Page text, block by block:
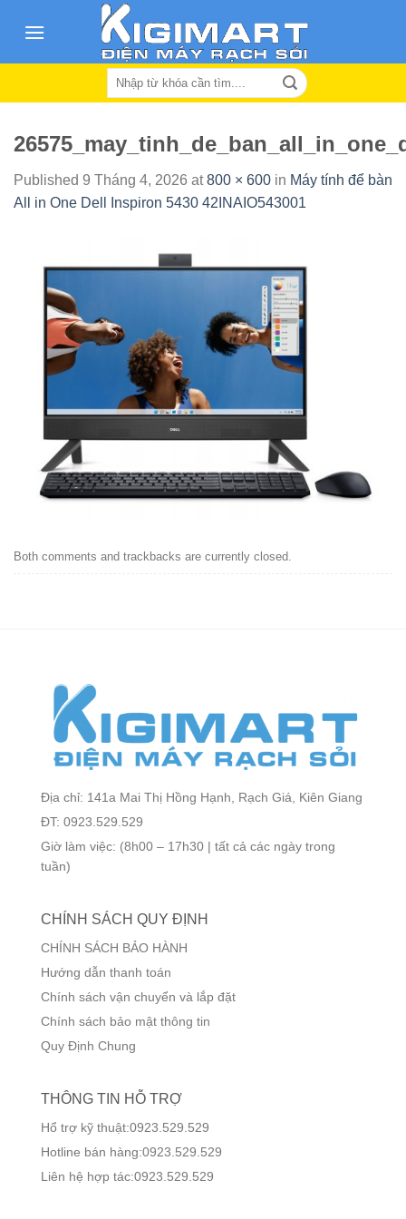
Search
Published 9 Tháng 4, 2026 at800 × 600 in Máy tính để bàn
All in One Dell Inspiron 5430 42INAIO543001
Both comments and trackbacks are currently closed.
Địa chỉ: 141a Mai Thị Hồng Hạnh, Rạch Giá, Kiên Giang
ĐT: 0923.529.529
Giờ làm việc: (8h00 – 17h30 | tất cả các ngày trong
tuần)
CHÍNH SÁCH QUY ĐỊNH
CHÍNH SÁCH BẢO HÀNH
Hướng dẫn thanh toán
Chính sách vận chuyển và lắp đặt
Chính sách bảo mật thông tin
Quy Định Chung
THÔNG TIN HỖ TRỢ
Hổ trợ kỹ thuật:0923.529.529
Hotline bán hàng:0923.529.529
Liên hệ hợp tác:0923.529.529